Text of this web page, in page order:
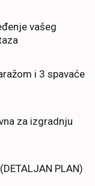
vašeg
i 3 spavaće
za izgradnju
PLAN)